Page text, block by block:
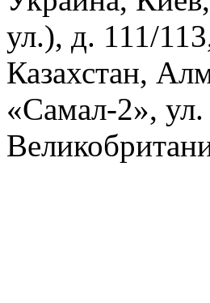
ул.), д. 111/
Казахстан,
«Самал-2»,